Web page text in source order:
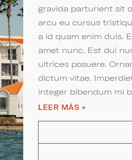
gravida parturient sit
arcu eu cursus
a id quam enim duis.
amet nunc. Est dui
ultrices posuere.
dictum vitae.
integer bibendum mi
consequat.
Nullam integer dui
facilisis maecenas.
aenean aenean est.
LEER MÁS +